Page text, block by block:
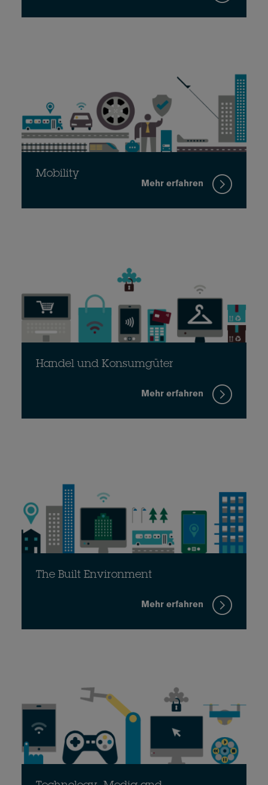
Mobility
Mehr erfahren
Handel und Konsumgüter
Mehr erfahren
The Built Environment
Mehr erfahren